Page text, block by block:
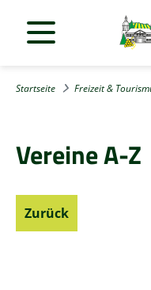
Startseite Freizeit &
Vereine A-Z
Zurück